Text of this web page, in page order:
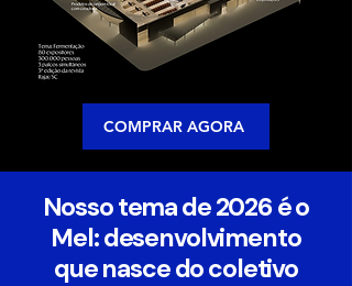
COMPRAR AGORA
Nosso tema de 2026 é o
Mel: desenvolvimento
que nasce do coletivo